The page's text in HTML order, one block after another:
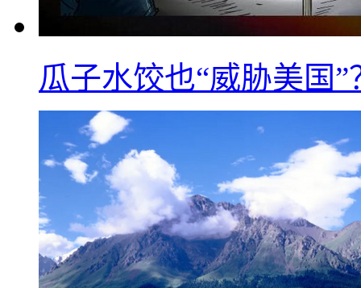
瓜子水饺也“威胁美国”